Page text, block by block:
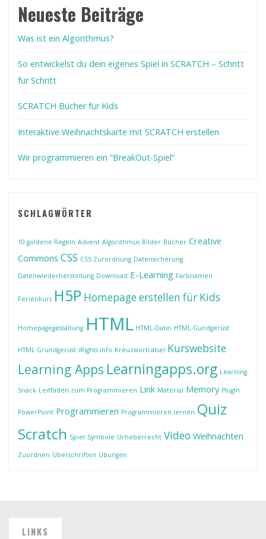
Neueste Beiträge
Was ist ein Algorithmus?
So entwickelst du dein eigenes Spiel in SCRATCH – Schritt
für Schritt
SCRATCH Bücher für Kids
Interaktive Weihnachtskarte mit SCRATCH erstellen
Wir programmieren ein “BreakOut-Spiel”
SCHLAGWÖRTER
10 goldene Regeln Advent Algorithmus Bilder Bücher Creative
Commons CSS CSS Zurordnung Datensicherung
Datenwiederherstellung Download E-Learning Farbnamen
Ferienkurs H5P Homepage erstellen für Kids
Homepagegestaltung HTML HTML-Datei HTML-Gundgerüst
HTML Grundgerüst iRights.info Kreuzworträtsel Kurswebsite
Learning Apps Learningapps.org Learning
Snack Leitfaden zum Programmieren Link Material Memory PlugIn
PowerPoint Programmieren Programmieren lernen Quiz
Scratch Spiel Symbole Urheberrecht Video Weihnachten
Zuordnen Überschriften Übungen
LINKS